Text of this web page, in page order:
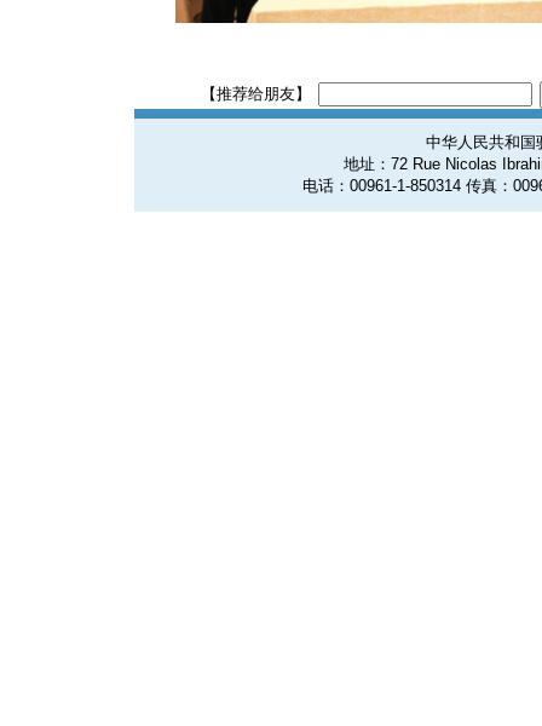
【推荐给朋友】
中华人民共和国
地址：72 Rue Nicolas
电话：00961-1-850314 传真：